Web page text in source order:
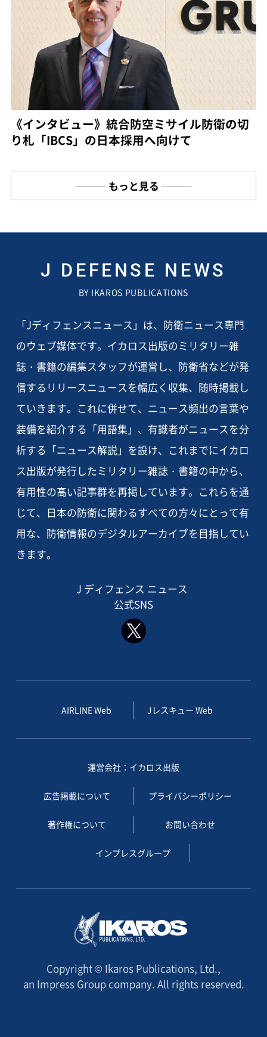
《インタビュー》統合防空ミサイル防衛の切
り札「IBCS」の日本採用へ向けて
もっと見る
J DEFENSE NEWS
BY IKAROS PUBLICATIONS
「Jディフェンスニュース」は、防衛ニュース専門
のウェブ媒体です。イカロス出版のミリタリー雑
誌・書籍の編集スタッフが運営し、防衛省などが発
信するリリースニュースを幅広く収集、随時掲載し
ていきます。これに併せて、ニュース頻出の言葉や
装備を紹介する「用語集」、有識者がニュースを分
析する「ニュース解説」を設け、これまでにイカロ
ス出版が発行したミリタリー雑誌・書籍の中から、
有用性の高い記事群を再掲しています。これらを通
じて、日本の防衛に関わるすべての方々にとって有
用な、防衛情報のデジタルアーカイブを目指してい
きます。
J ディフェンス ニュース
公式SNS
AIRLINE Web Jレスキュー Web
運営会社：イカロス出版
広告掲載について プライバシーポリシー
著作権について お問い合わせ
インプレスグループ
Copyright © Ikaros Publications, Ltd.,
an Impress Group company. All rights reserved.